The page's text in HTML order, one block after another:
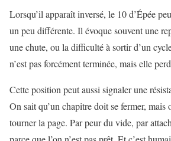
Lorsqu’il apparaît inversé, le 10 d’Épée
un peu différente. Il évoque souvent une
une chute, ou la difficulté à sortir d’un
n’est pas forcément terminée, mais elle
Cette position peut aussi signaler une
On sait qu’un chapitre doit se fermer, mais
tourner la page. Par peur du vide, par